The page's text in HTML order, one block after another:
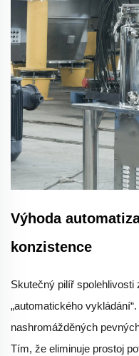
Výhoda
konzistence
Skutečný pilíř
„automatického
nashromážděných
Tím, že eliminuje prostoj